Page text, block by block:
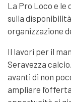
La Pro Loco e le
sulla
organizzazione
Il lavori per il
Seravezza
avanti di non
ampliare